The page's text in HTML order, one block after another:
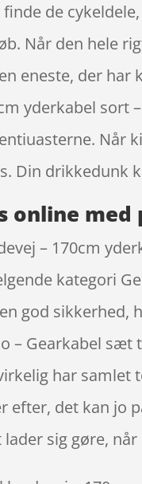
de
Når den hele
eneste, der
yderkabel
Når
Din drikkedunk
online med
– 170cm
kategori
god sikkerhed,
– Gearkabel
har
efter, det kan jo
sig gøre,